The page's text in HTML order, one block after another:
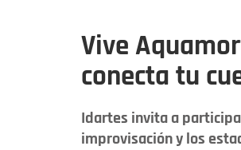
Vive
conecta tu
Idartes invita a
improvisación y los